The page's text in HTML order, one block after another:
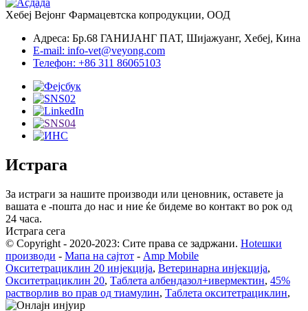
Хебеј Вејонг Фармацевтска копродукции, ООД
Адреса: Бр.68 ГАНИЈАНГ ПАТ, Шијажуанг, Хебеј, Кина
E-mail: info-vet@veyong.com
Телефон: +86 311 86065103
Истрага
За истраги за нашите производи или ценовник, оставете ја
вашата е -пошта до нас и ние ќе бидеме во контакт во рок од
24 часа.
Истрага сега
© Copyright - 2020-2023: Сите права се задржани. Hotешки
производи - Мапа на сајтот - Amp Mobile
Окситетрациклин 20 инјекција, Ветеринарна инјекција,
Окситетрациклин 20, Таблета албендазол+ивермектин, 45%
растворлив во прав од тиамулин, Таблета окситетрациклин,